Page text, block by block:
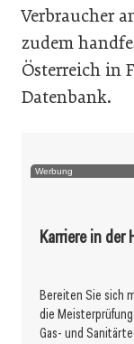
Verbraucher
zudem
Österreich in
Datenbank.
Werbung
Karriere in
Bereiten Sie sich
die
Gas- und